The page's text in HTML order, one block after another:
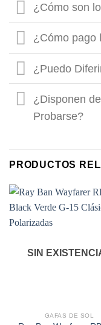
¿Cómo son
¿Cómo pago
¿Puedo
¿Disponen
Probarse?
PRODUCTOS
SIN
GAFAS DE SOL